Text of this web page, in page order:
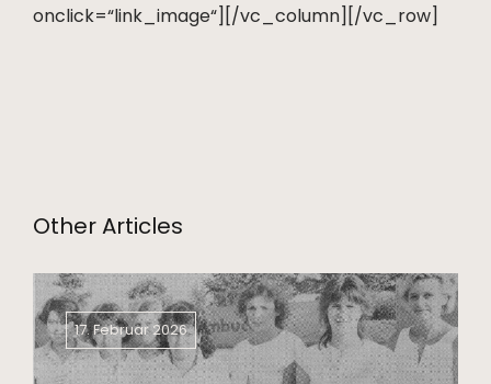
onclick=“link_image“][/vc_column][/vc_row]
Other Articles
17. Februar 2026